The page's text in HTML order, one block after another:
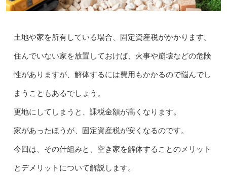
土地や家を所有している場合、固定資産税がかかります。
住んでいない家を放置しておけば、火事や崩壊などの危険
性がありますが、解体するには費用もかかるので悩んでし
まうこともあるでしょう。
更地にしてしまうと、課税金額が高くなります。
家があったほうが、固定資産税が安くなるのです。
今回は、その仕組みと、空き家を解体することのメリット
とデメリットについて解説します。